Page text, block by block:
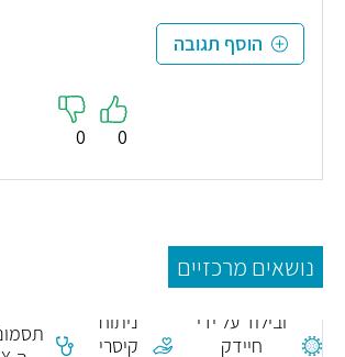
הוסף תגובה
0
0
נושאים מרכזיים
ובילוד על ידי
חיידק
ניתוח
קיסרי